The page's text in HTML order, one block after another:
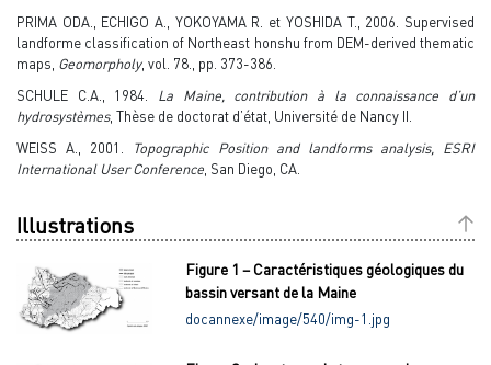
PRIMA ODA., ECHIGO A., YOKOYAMA R. et YOSHIDA T., 2006. Supervised
landforme classification of Northeast honshu from DEM-derived thematic
maps, Geomorpholy, vol. 78., pp. 373-386.
SCHULE C.A., 1984. La Maine, contribution à la connaissance d’un
hydrosystèmes, Thèse de doctorat d’état, Université de Nancy II.
WEISS A., 2001.
Topographic Position and landforms analysis, ESRI
International User Conference , San Diego, CA.
Illustrations
Figure 1 – Caractéristiques géologiques du
bassin versant de la Maine
docannexe/image/540/img-1.jpg